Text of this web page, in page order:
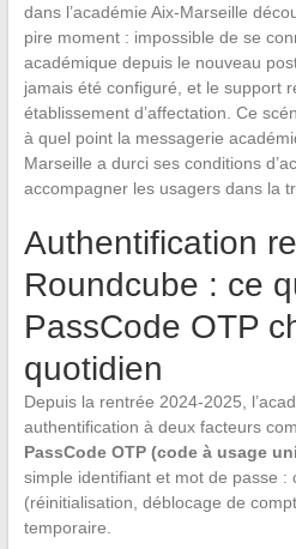
dans l’académie Aix-Marseille
pire moment : impossible de se
académique depuis le nouveau
jamais été configuré, et le support
établissement d’affectation. Ce
à quel point la messagerie
Marseille a durci ses conditions
accompagner les usagers dans la
Authentification
Roundcube : ce
PassCode OTP
quotidien
Depuis la rentrée 2024-2025,
authentification à deux facteurs
PassCode OTP (code à usage
simple identifiant et mot de passe :
(réinitialisation, déblocage de
temporaire.